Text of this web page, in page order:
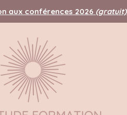
aux conférences 2026 (gratuit)